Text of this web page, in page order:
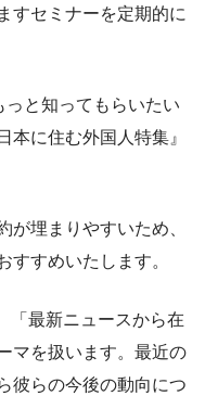
すセミナーを定期的に
と知ってもらいたい
本に住む外国人特集』
埋まりやすいため、
すめいたします。
「最新ニュースから在
マを扱います。最近の
彼らの今後の動向につ